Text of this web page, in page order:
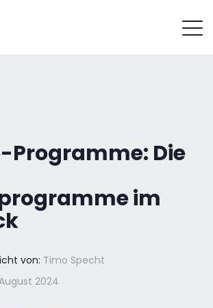
Die
im
von: Timo Specht
August 2024